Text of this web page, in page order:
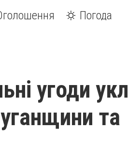
Погода
угоди
та